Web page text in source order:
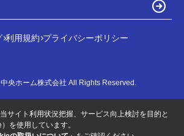
利用規約 プライバシーポリシー
央ホーム株式会社 All Rights Reserved.
サイト利用状況把握、サービス向上検討を目的と
を使用しています。